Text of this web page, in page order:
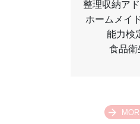
ホームメイ
能力検
食品衛